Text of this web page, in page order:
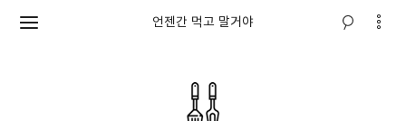
언젠간 먹고 말거야